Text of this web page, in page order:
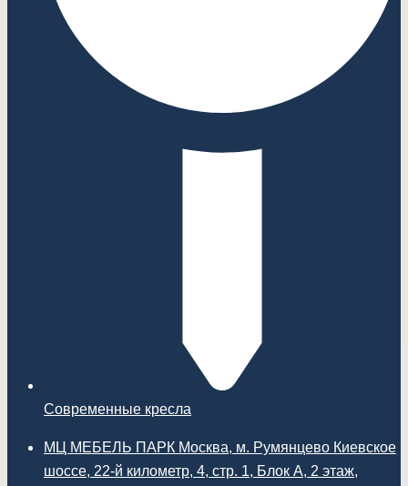
Современные кресла
МЦ МЕБЕЛЬ ПАРК Москва, м. Румянцево Киевское
шоссе, 22-й километр, 4, стр. 1, Блок А, 2 этаж,